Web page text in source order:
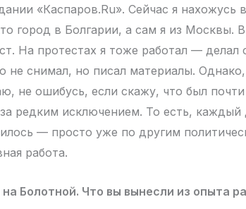
«Каспаров.Ru». Сейчас я
город в Болгарии, а сам я из Москвы.
На протестах я тоже работал — делал
не снимал, но писал материалы.
не ошибусь, если скажу, что был почти
редким исключением. То есть, каждый
— просто уже по другим
работа.
Болотной. Что вы вынесли из опыта